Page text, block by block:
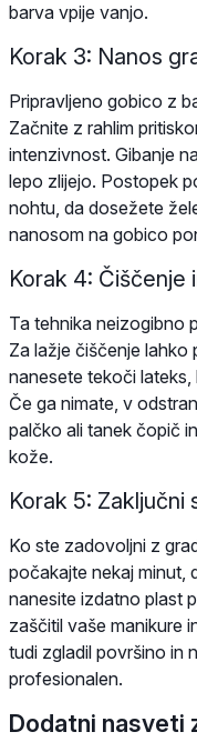
barva vpije vanjo.
Korak 3: Nanos
Pripravljeno gobico z
Začnite z rahlim
intenzivnost. Gibanje
lepo zlijejo. Postopek
nohtu, da dosežete
nanosom na gobico
Korak 4: Čiščenje
Ta tehnika neizogibno
Za lažje čiščenje
nanesete tekoči
Če ga nimate, v
palčko ali tanek čopič
kože.
Korak 5: Zaključni
Ko ste zadovoljni z
počakajte nekaj minut,
nanesite izdatno plast
zaščitil vaše manikure
tudi zgladil površino in
profesionalen.
Dodatni nasveti